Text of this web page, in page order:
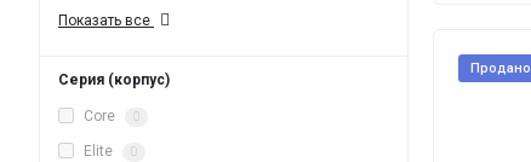
Показать все
Серия (корпус)
Core 0
Elite 0
Продано